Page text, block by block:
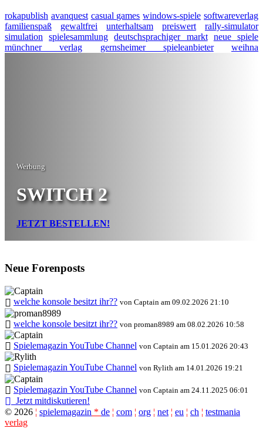
rokapublish avanquest casual games windows-spiele softwareverlag
familienspaß
gewaltfrei unterhaltsam preiswert
rally-simulator
simulation
spielesammlung deutschsprachiger markt
neue spiele
münchner verlag
gernsheimer spieleanbieter weihna
Werbung
SWITCH 2
JETZT BESTELLEN!
Neue Forenposts
welche konsole besitzt ihr?? von Captain am 09.02.2026 21:10
welche konsole besitzt ihr?? von proman8989 am 08.02.2026 10:58
Spielemagazin YouTube Channel von Captain am 15.01.2026 20:43
Spielemagazin YouTube Channel von Rylith am 14.01.2026 19:21
Spielemagazin YouTube Channel von Captain am 24.11.2025 06:01
Jetzt mitdiskutieren!
© 2026 ¦ spielemagazin * de ¦ com ¦ org ¦ net ¦ eu ¦ ch ¦ testmania
verlag